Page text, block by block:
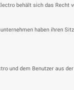
behält sich das
haben ihren
und dem Benutzer aus